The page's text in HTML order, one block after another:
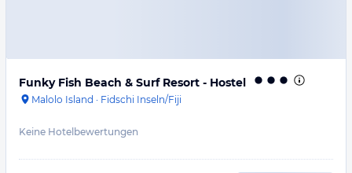
Funky Fish Beach & Surf Resort - Hostel
Malolo Island · Fidschi Inseln/Fiji
Keine Hotelbewertungen